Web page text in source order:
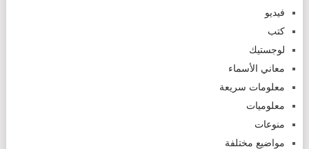
فيديو
كتب
لوجستيك
معاني الأسماء
معلومات سريعة
معلوميات
منوعات
مواضيع مختلفة